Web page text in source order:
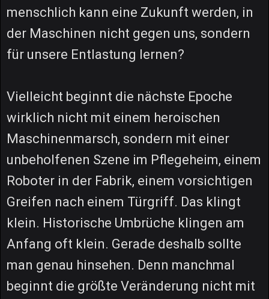
menschlich kann eine Zukunft werden, in
der Maschinen nicht gegen uns, sondern
für unsere Entlastung lernen?
Vielleicht beginnt die nächste Epoche
wirklich nicht mit einem heroischen
Maschinenmarsch, sondern mit einer
unbeholfenen Szene im Pflegeheim, einem
Roboter in der Fabrik, einem vorsichtigen
Greifen nach einem Türgriff. Das klingt
klein. Historische Umbrüche klingen am
Anfang oft klein. Gerade deshalb sollte
man genau hinsehen. Denn manchmal
beginnt die größte Veränderung nicht mit